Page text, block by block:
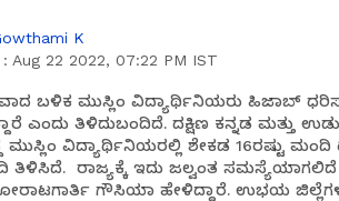
K
Aug 22 2022, 07:22 PM IST
ಬಳಿಕ ಮುಸ್ಲಿಂ ವಿದ್ಯಾರ್ಥಿನಿಯರು ಹಿಜಾಬ್
ಎಂದು ತಿಳಿದುಬಂದಿದೆ. ದಕ್ಷಿಣ ಕನ್ನಡ ಮತ್ತು
ಮುಸ್ಲಿಂ ವಿದ್ಯಾರ್ಥಿನಿಯರಲ್ಲಿ ಶೇಕಡ 16ರಷ್ಟು
ತಿಳಿಸಿದೆ. ರಾಜ್ಯಕ್ಕೆ ಇದು ಜಲ್ವಂತ
ಗೌಸಿಯಾ ಹೇಳಿದ್ದಾರೆ. ಉಭಯ